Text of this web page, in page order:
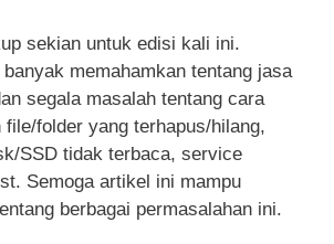
sekian untuk edisi kali ini.
memahamkan tentang jasa
segala masalah tentang cara
file/folder yang terhapus/hilang,
SSD tidak terbaca, service
Semoga artikel ini mampu
berbagai permasalahan ini.